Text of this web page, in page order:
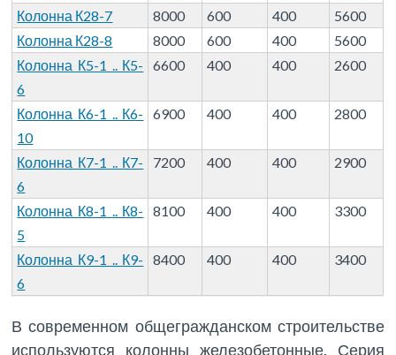
Колонна К28-7
8000 600 400
5600
Колонна К28-8
8000 600 400
5600
Колонна К5-1 .. К5-
6
6600 400 400 2600
Колонна К6-1 .. К6-
10
6900 400 400 2800
Колонна К7-1 .. К7-
6
7200 400 400 2900
Колонна К8-1 .. К8-
5
8100 400 400 3300
Колонна К9-1 .. К9-
6
8400 400 400 3400
В современном общегражданском строительстве
используются колонны железобетонные. Серия